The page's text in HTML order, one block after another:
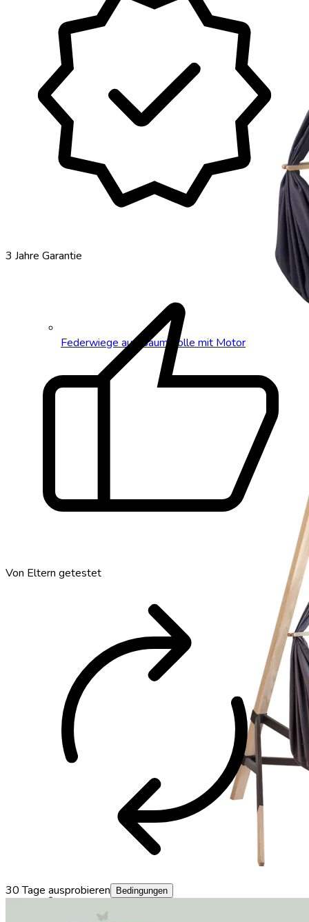
Federwiege aus Baumwolle mit Motor
Federwiege aus Baumwolle mit Motor und
verified
3 Jahre Garantiethumb_up
Von Eltern getestetautorenew
30 Tage ausprobieren Bedingungen